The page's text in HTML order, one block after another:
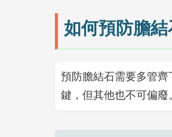
如何預防膽
預防膽結石需要多管
鍵，但其他也不可偏廢